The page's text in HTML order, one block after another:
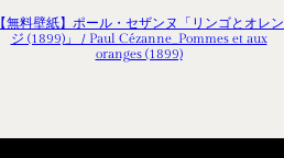
【無料壁紙】ポール・セザンヌ「リンゴとオレン
ジ (1899)」 / Paul Cézanne_Pommes et aux
oranges (1899)